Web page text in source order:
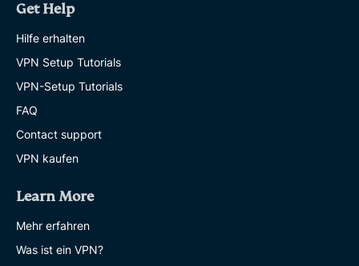
Get Help
Hilfe erhalten
VPN Setup Tutorials
VPN-Setup Tutorials
FAQ
Contact support
VPN kaufen
Learn More
Mehr erfahren
Was ist ein VPN?